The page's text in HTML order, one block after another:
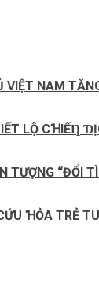
NAM
LỘ CꞪΙẾȠ
TƯỢNG “ĐỔI
ꞪỎA TRẺ